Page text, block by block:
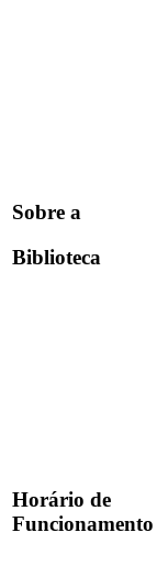
Sobre a
Biblioteca
Horário de
Funcionamento